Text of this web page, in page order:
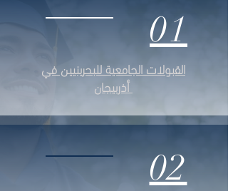
01
القبولات الجامعيةللبحرينيينفي
أذربيجان
02